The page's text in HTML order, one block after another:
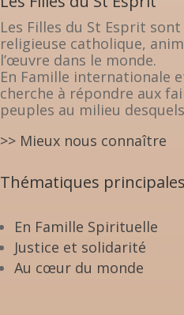
Les Filles du St Esprit
religieuse catholique,
l’œuvre dans le monde.
En Famille internationale
cherche à répondre aux
peuples au milieu
>> Mieux nous connaître
Thématiques principales
En Famille Spirituelle
Justice et solidarité
Au cœur du monde